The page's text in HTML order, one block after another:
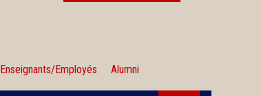
Enseignants/Employés Alumni